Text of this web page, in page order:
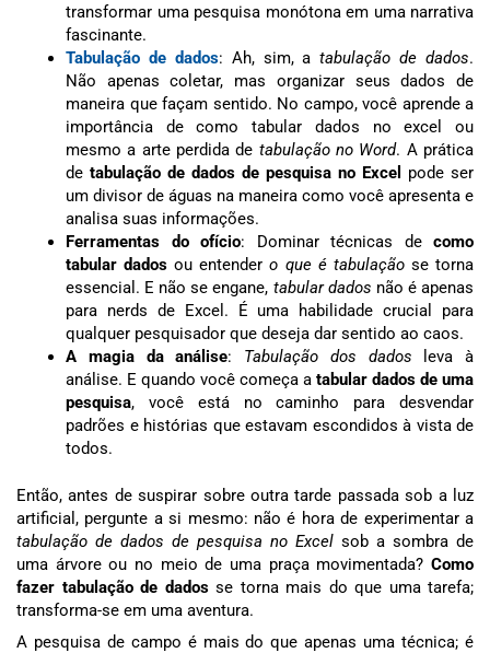
transformar uma pesquisa monótona em uma narrativa
fascinante.
Tabulação de dados: Ah, sim, atabulação de dados.
Não apenas coletar, mas organizar seus dados de
maneira que façam sentido. No campo, você aprende a
importância de como tabular dados no excel ou
mesmo a arte perdida de tabulação no Word. A prática
de tabulação de dados de pesquisa no Excel
pode ser
um divisor de águas na maneira como você apresenta e
analisa suas informações.
Ferramentas do ofício: Dominar técnicas de como
tabular dados ou entendero que é tabulaçãose torna
essencial. E não se engane, tabular dados não é apenas
para nerds de Excel. É uma habilidade crucial para
qualquer pesquisador que deseja dar sentido ao caos.
A magia da análise: Tabulação dos dados leva à
análise. E quando você começa a tabular dados de uma
pesquisa, você está no caminho para desvendar
padrões e histórias que estavam escondidos à vista de
todos.
Então, antes de suspirar sobre outra tarde passada sob a luz
artificial, pergunte a si mesmo: não é hora de experimentar a
tabulação de dados de pesquisa no Excel sob a sombra de
uma árvore ou no meio de uma praça movimentada? Como
fazer tabulação de dadosse torna mais do que uma tarefa;
transforma-se em uma aventura.
A pesquisa de campo é mais do que apenas uma técnica; é